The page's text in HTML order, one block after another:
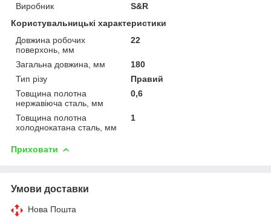
Виробник
S&R
Користувальницькі характеристики
Довжина робочих
поверхонь, мм
22
Загальна довжина, мм
180
Тип різу
Правий
Товщина полотна
нержавіюча сталь, мм
0,6
Товщина полотна
холоднокатана сталь, мм
1
Приховати
Умови доставки
Нова Пошта